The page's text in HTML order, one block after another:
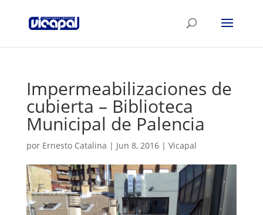
Impermeabilizaciones de
cubierta – Biblioteca
Municipal de Palencia
por Ernesto Catalina | Jun 8, 2016| Vicapal